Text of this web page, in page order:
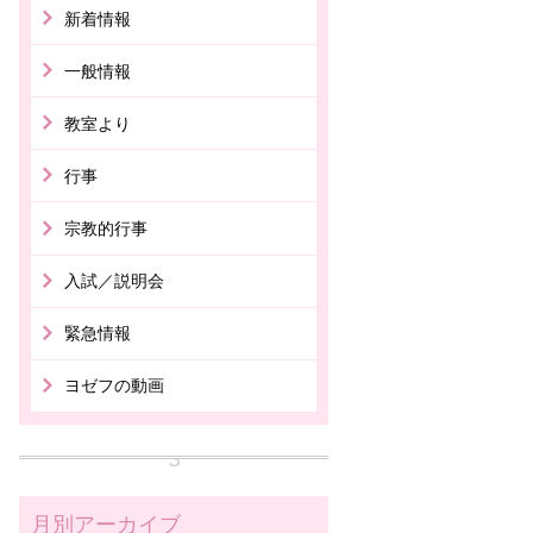
新着情報
一般情報
教室より
行事
宗教的行事
入試／説明会
緊急情報
ヨゼフの動画
月別アーカイブ